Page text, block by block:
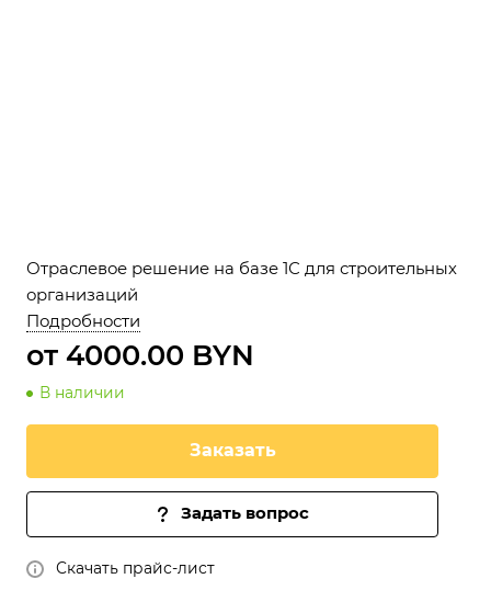
Отраслевое решение на базе 1С для строительных
организаций
Подробности
от 4000.00 BYN
В наличии
Заказать
Задать вопрос
Скачать прайс-лист